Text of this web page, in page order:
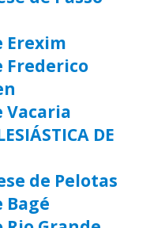
Erexim
Frederico
Vacaria
DE
de Pelotas
Bagé